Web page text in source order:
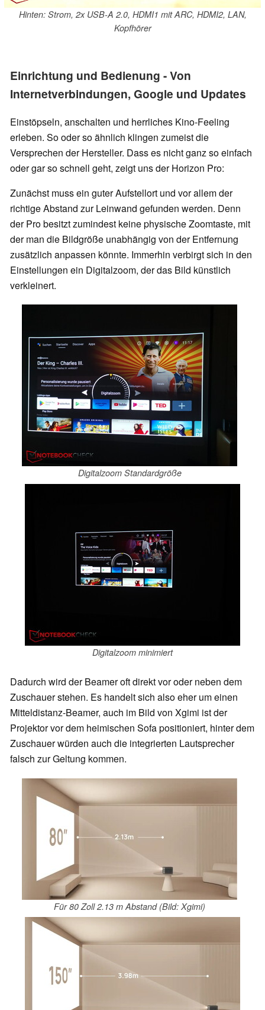
Hinten: Strom, 2x USB-A 2.0, HDMI1 mit ARC, HDMI2, LAN,
Kopfhörer
Einrichtung und Bedienung - Von
Internetverbindungen, Google und Updates
Einstöpseln, anschalten und herrliches Kino-Feeling
erleben. So oder so ähnlich klingen zumeist die
Versprechen der Hersteller. Dass es nicht ganz so einfach
oder gar so schnell geht, zeigt uns der Horizon Pro:
Zunächst muss ein guter Aufstellort und vor allem der
richtige Abstand zur Leinwand gefunden werden. Denn
der Pro besitzt zumindest keine physische Zoomtaste, mit
der man die Bildgröße unabhängig von der Entfernung
zusätzlich anpassen könnte. Immerhin verbirgt sich in den
Einstellungen ein Digitalzoom, der das Bild künstlich
verkleinert.
Digitalzoom Standardgröße
Digitalzoom minimiert
Dadurch wird der Beamer oft direkt vor oder neben dem
Zuschauer stehen. Es handelt sich also eher um einen
Mitteldistanz-Beamer, auch im Bild von Xgimi ist der
Projektor vor dem heimischen Sofa positioniert, hinter dem
Zuschauer würden auch die integrierten Lautsprecher
falsch zur Geltung kommen.
Für 80 Zoll 2.13 m Abstand (Bild: Xgimi)